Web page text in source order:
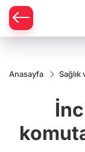
Anasayfa Sağlık